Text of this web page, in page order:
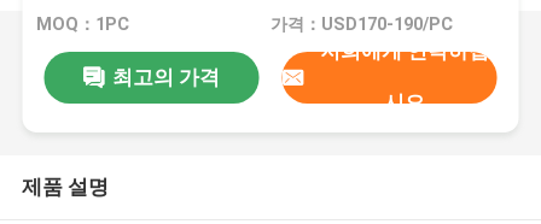
MOQ：1PC 가격：USD170-190/PC
최고의 가격
저희에게 연락하십
시오
제품 설명